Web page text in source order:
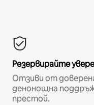
Резервирайте
Отзиви от
денонощна
престой.